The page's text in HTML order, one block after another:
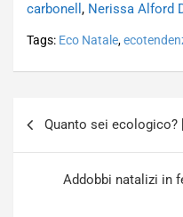
carbonell , Nerissa Alford
Tags: Eco Natale,
articoli
Quanto sei ecologico?
Addobbi natalizi in